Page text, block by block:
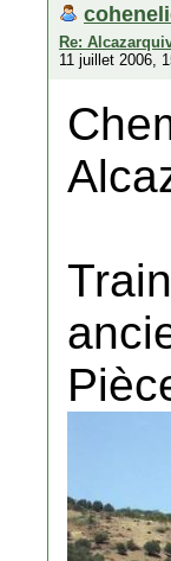
Re:
11 juillet 2006,